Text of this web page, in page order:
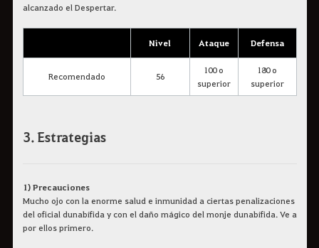
alcanzado el Despertar.
Nivel Ataque Defensa
Recomendado 56
100 o
superior
180 o
superior
3. Estrategias
1) Precauciones
Mucho ojo con la enorme salud e inmunidad a ciertas penalizaciones
del oficial dunabífida y con el daño mágico del monje dunabífida. Ve a
por ellos primero.